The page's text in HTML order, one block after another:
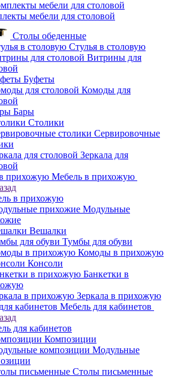
мебели для столовой
Столы обеденные
Стулья в столовую
Витрины для
Буфеты
Комоды для
Бары
Столики
Сервировочные
Зеркала для
Мебель в прихожую
в прихожую
Модульные
Вешалки
Тумбы для обуви
Комоды в прихожую
Консоли
Банкетки в
Зеркала в прихожую
Мебель для кабинетов
для кабинетов
Композиции
Модульные
Столы письменные